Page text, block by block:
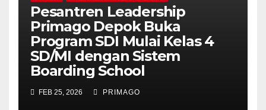
Pesantren Leadership
Primago Depok Buka
Program SDI Mulai Kelas 4
SD/MI dengan Sistem
Boarding School
FEB 25, 2026 PRIMAGO